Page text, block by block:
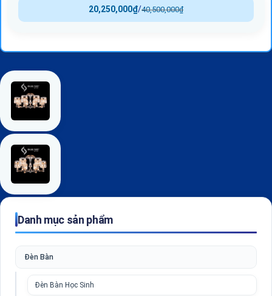
40,500,000₫
/
20,250,000₫
Danh mục sản phẩm
Đèn Bàn
Đèn Bàn Học Sinh